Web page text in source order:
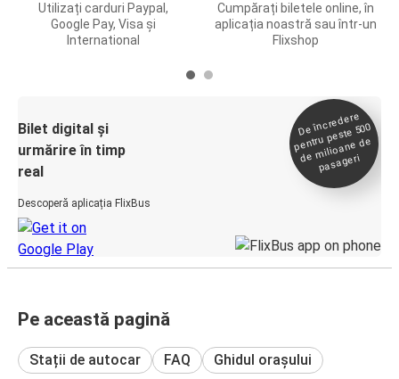
Utilizați carduri Paypal,
Google Pay, Visa și
International
Cumpărați biletele online, în
aplicația noastră sau într-un
Flixshop
Bilet digital și
urmărire în timp
real
Descoperă aplicația FlixBus
De încredere
pentru peste 500
de
milioane de
pasageri
Pe această pagină
Stații de autocar FAQ Ghidul orașului